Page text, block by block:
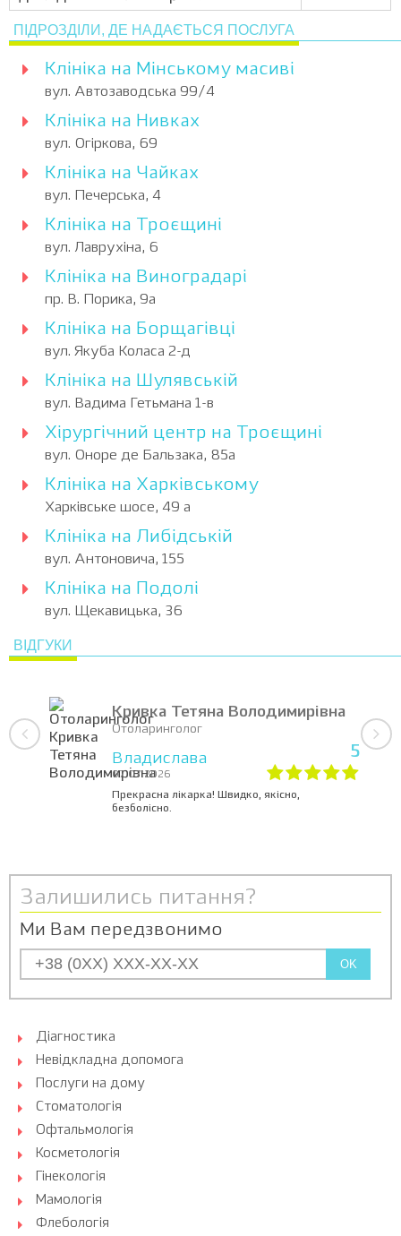
ПІДРОЗДІЛИ, ДЕ НАДАЄТЬСЯ ПОСЛУГА
Клініка на Мінському масиві
вул. Автозаводська 99/4
Клініка на Нивках
вул. Огіркова, 69
Клініка на Чайках
вул. Печерська, 4
Клініка на Троєщині
вул. Лаврухіна, 6
Клініка на Виноградарі
пр. В. Порика, 9а
Клініка на Борщагівці
вул. Якуба Коласа 2-д
Клініка на Шулявській
вул. Вадима Гетьмана 1-в
Хірургічний центр на Троєщині
вул. Оноре де Бальзака, 85а
Клініка на Харківському
Харківське шосе, 49 а
Клініка на Либідській
вул. Антоновича, 155
Клініка на Подолі
вул. Щекавицька, 36
ВІДГУКИ
Кривка Тетяна Володимирівна
Отоларинголог
Владислава
07.07.2026
5
Прекрасна лікарка! Швидко, якісно,
безболісно.
Залишились питання?
Ми Вам передзвонимо
OK
Діагностика
Невідкладна допомога
Послуги на дому
Стоматологія
Офтальмологія
Косметологія
Гінекологія
Мамологія
Флебологія